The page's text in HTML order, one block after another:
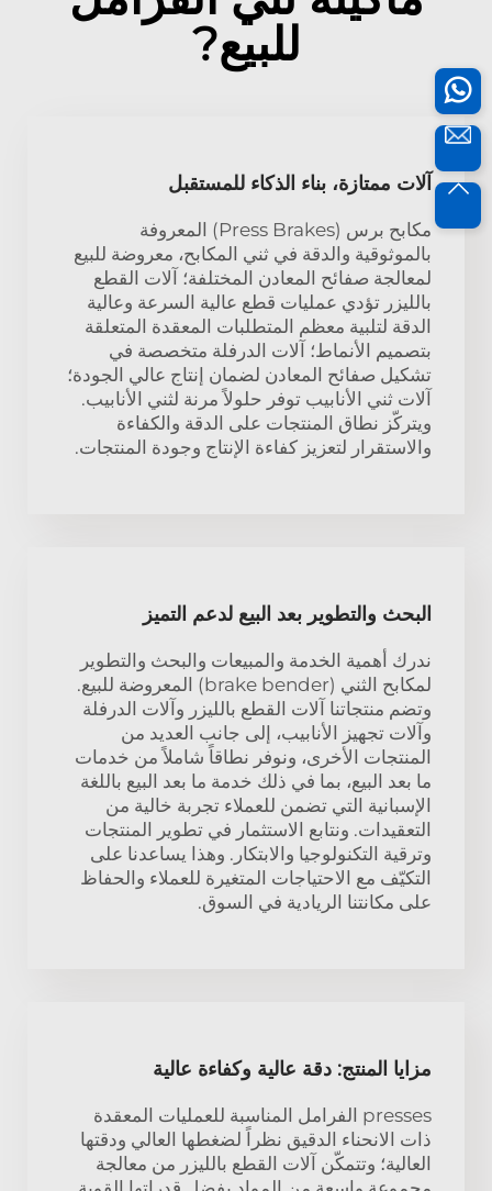
للبيع?
آلات ممتازة، بناء الذكاء للمستقبل
مكابح برس (Press Brakes) المعروفة
بالموثوقية والدقة في ثني المكابح، معروضة للبيع
لمعالجة صفائح المعادن المختلفة؛ آلات القطع
بالليزر تؤدي عمليات قطع عالية السرعة وعالية
الدقة لتلبية معظم المتطلبات المعقدة المتعلقة
بتصميم الأنماط؛ آلات الدرفلة متخصصة في
تشكيل صفائح المعادن لضمان إنتاج عالي الجودة؛
آلات ثني الأنابيب توفر حلولاً مرنة لثني الأنابيب.
ويتركّز نطاق المنتجات على الدقة والكفاءة
والاستقرار لتعزيز كفاءة الإنتاج وجودة المنتجات.
البحث والتطوير بعد البيع لدعم التميز
ندرك أهمية الخدمة والمبيعات والبحث والتطوير
لمكابح الثني (brake bender) المعروضة للبيع.
وتضم منتجاتنا آلات القطع بالليزر وآلات الدرفلة
وآلات تجهيز الأنابيب، إلى جانب العديد من
المنتجات الأخرى، ونوفر نطاقاً شاملاً من خدمات
ما بعد البيع، بما في ذلك خدمة ما بعد البيع باللغة
الإسبانية التي تضمن للعملاء تجربة خالية من
التعقيدات. ونتابع الاستثمار في تطوير المنتجات
وترقية التكنولوجيا والابتكار. وهذا يساعدنا على
التكيّف مع الاحتياجات المتغيرة للعملاء والحفاظ
على مكانتنا الريادية في السوق.
مزايا المنتج: دقة عالية وكفاءة عالية
presses الفرامل المناسبة للعمليات المعقدة
ذات الانحناء الدقيق نظراً لضغطها العالي ودقتها
العالية؛ وتتمكّن آلات القطع بالليزر من معالجة